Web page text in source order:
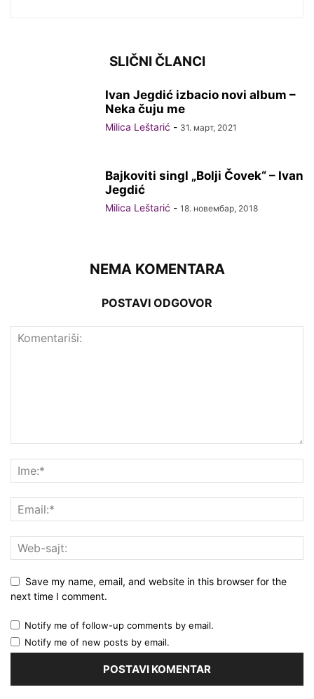
SLIČNI ČLANCI
Ivan Jegdić izbacio novi album –
Neka čuju me
Milica Leštarić - 31. март, 2021
Bajkoviti singl „Bolji Čovek“ – Ivan
Jegdić
Milica Leštarić - 18. новембар, 2018
NEMA KOMENTARA
POSTAVI ODGOVOR
Save my name, email, and website in this browser for the
next time I comment.
Notify me of follow-up comments by email.
Notify me of new posts by email.